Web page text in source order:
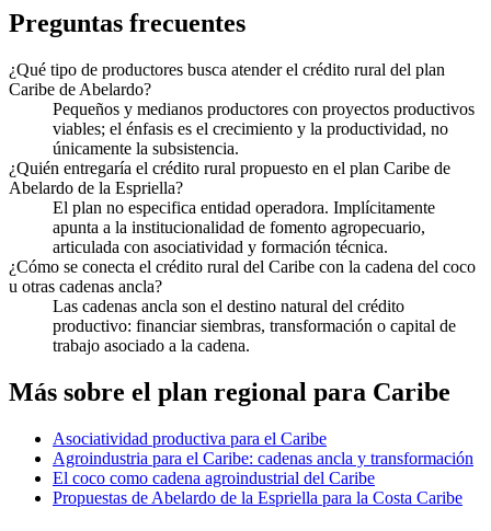
Preguntas frecuentes
¿Qué tipo de productores busca atender el crédito rural del plan
Caribe de Abelardo?
Pequeños y medianos productores con proyectos productivos
viables; el énfasis es el crecimiento y la productividad, no
únicamente la subsistencia.
¿Quién entregaría el crédito rural propuesto en el plan Caribe de
Abelardo de la Espriella?
El plan no especifica entidad operadora. Implícitamente
apunta a la institucionalidad de fomento agropecuario,
articulada con asociatividad y formación técnica.
¿Cómo se conecta el crédito rural del Caribe con la cadena del coco
u otras cadenas ancla?
Las cadenas ancla son el destino natural del crédito
productivo: financiar siembras, transformación o capital de
trabajo asociado a la cadena.
Más sobre el plan regional para Caribe
Asociatividad productiva para el Caribe
Agroindustria para el Caribe: cadenas ancla y transformación
El coco como cadena agroindustrial del Caribe
Propuestas de Abelardo de la Espriella para la Costa Caribe